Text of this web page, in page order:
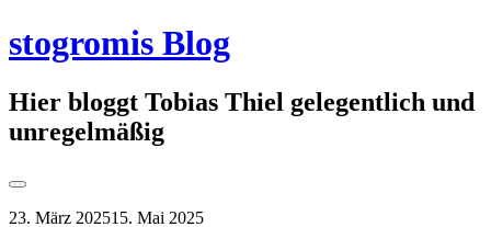
Springe
zum
stogromis Blog
Hier bloggt Tobias Thiel gelegentlich und
unregelmäßig
Seitenleiste
23. März 202515. Mai 2025